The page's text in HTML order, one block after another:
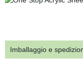
Imballaggio e